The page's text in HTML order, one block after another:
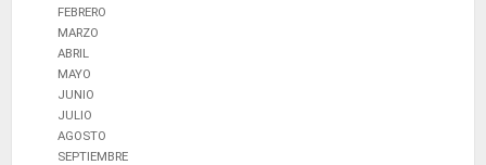
FEBRERO
MARZO
ABRIL
MAYO
JUNIO
JULIO
AGOSTO
SEPTIEMBRE